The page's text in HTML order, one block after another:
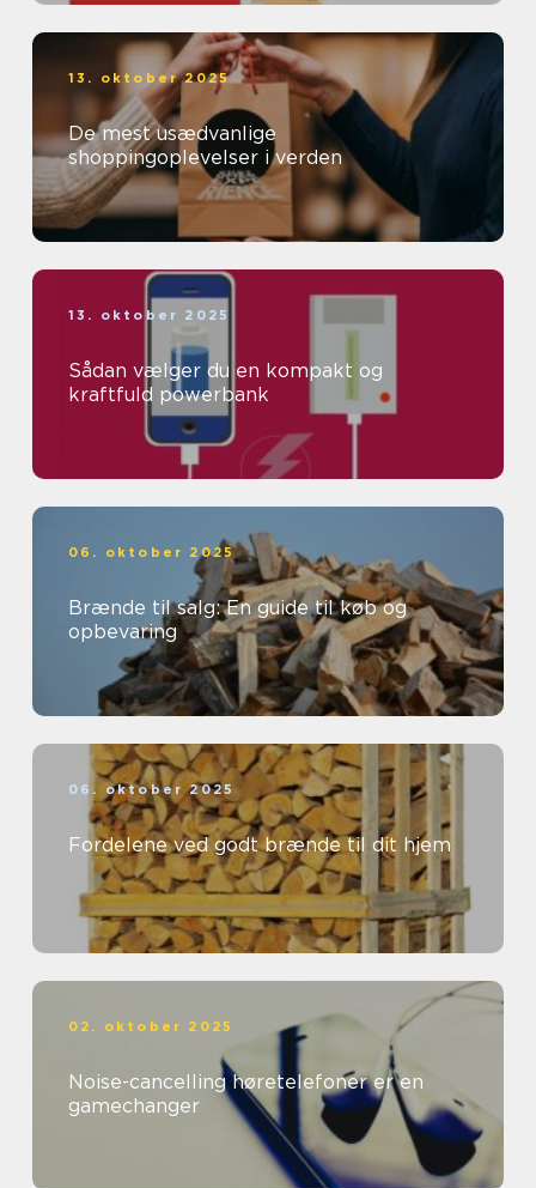
13. oktober 2025
De mest usædvanlige
shoppingoplevelser i verden
13. oktober 2025
Sådan vælger du en kompakt og
kraftfuld powerbank
06. oktober 2025
Brænde til salg: En guide til køb og
opbevaring
06. oktober 2025
Fordelene ved godt brænde til dit hjem
02. oktober 2025
Noise-cancelling høretelefoner er en
gamechanger